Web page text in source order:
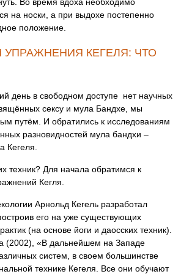
на носки, а при выдохе постепенно
положение.
УПРАЖНЕНИЯ КЕГЕЛЯ: ЧТО
день в свободном доступе нет научных
сексу и мула Бандхе, мы
путём. И обратились к исследованиям
разновидностей мула бандхи –
Кегеля.
техник? Для начала обратимся к
Кегля.
Арнольд Кегель разработал
его на уже существующих
(на основе йоги и даосских техник).
(2002), «В дальнейшем на Западе
систем, в своем большинстве
технике Кегеля. Все они обучают